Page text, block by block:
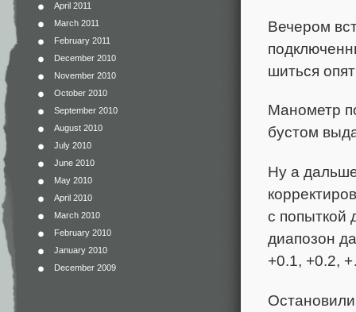
April 2011
March 2011
February 2011
December 2010
November 2010
October 2010
September 2010
August 2010
July 2010
June 2010
May 2010
April 2010
March 2010
February 2010
January 2010
December 2009
Вечером
шиться
Манометр
бустом
Ну а
с попыткой
диапозон
+0.1, +0.2,